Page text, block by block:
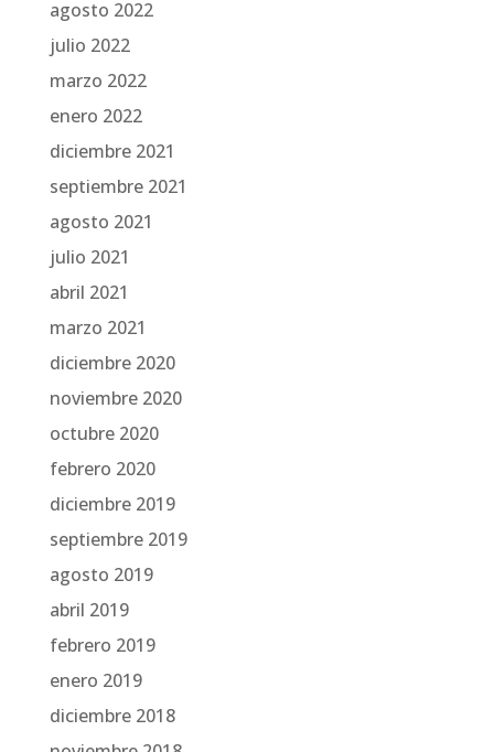
agosto 2022
julio 2022
marzo 2022
enero 2022
diciembre 2021
septiembre 2021
agosto 2021
julio 2021
abril 2021
marzo 2021
diciembre 2020
noviembre 2020
octubre 2020
febrero 2020
diciembre 2019
septiembre 2019
agosto 2019
abril 2019
febrero 2019
enero 2019
diciembre 2018